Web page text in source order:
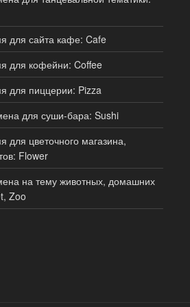
для сайта кафе: Cafe
для кофейни: Coffee
для пиццерии: Pizza
для суши-бара: Sushi
для цветочного магазина,
Flower
на тему животных, домашних
Zoo